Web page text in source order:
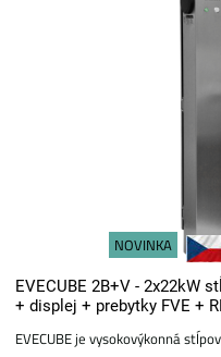
NOVINKA
EVECUBE 2B+V - 2x22kW
+ displej + prebytky FVE +
EVECUBE je vysokovýkonná